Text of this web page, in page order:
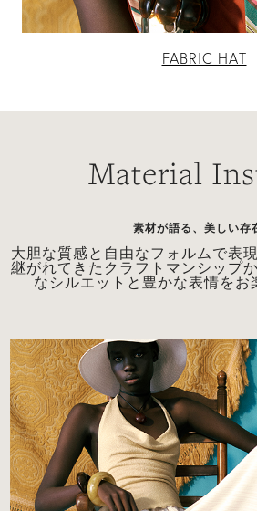
FABRIC HAT
Material
素材が語る、美しい存
大胆な質感と自由なフォルムで表
継がれてきたクラフトマンシップ
なシルエットと豊かな表情をお